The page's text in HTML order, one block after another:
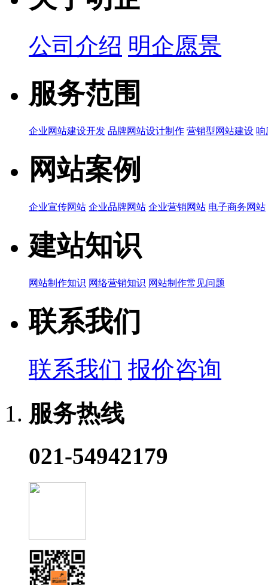
公司介绍 明企愿景
服务范围
企业网站建设开发 品牌网站设计制作 营销型网站建设 响
网站案例
企业宣传网站 企业品牌网站 企业营销网站 电子商务网站
建站知识
网站制作知识 网络营销知识 网站制作常见问题
联系我们
联系我们 报价咨询
服务热线
021-54942179